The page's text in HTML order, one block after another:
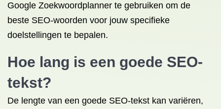
Google Zoekwoordplanner te gebruiken om de
beste SEO-woorden voor jouw specifieke
doelstellingen te bepalen.
Hoe lang is een goede SEO-
tekst?
De lengte van een goede SEO-tekst kan variëren,